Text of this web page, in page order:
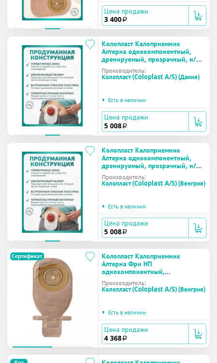
Цена продажи
3 400 a
Колопласт Калоприемник
Алтерна однокомпонентный,
дренируемый, прозрачный, н/
стер,вырезаемое отверстие 10-
100 мм №6 (12802)
Производитель:
Колопласт (Coloplast A/S) (Дания)
• Есть в наличии
Цена продажи
5 008 a
Колопласт Калоприемник
Алтерна однокомпонентный,
дренируемый, прозрачный, н/
стер,вырезаемое отверстие 10-
100 мм №6 (12802)
Производитель:
Колопласт (Coloplast A/S) (Венгрия)
• Есть в наличии
Цена продажи
5 008 a
Сертификат
Колопласт Калоприемник
Алтерна Фри НП
однокомпонентный,
дренируемый, непрозрачный,
вырезаемое отверстие 12-65 мм
№30 (17502)
Производитель:
Колопласт (Coloplast A/S) (Венгрия)
• Есть в наличии
Цена продажи
4 368 a